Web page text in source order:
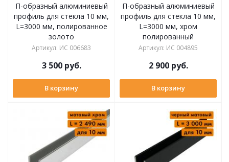
П-образный алюминиевый
профиль для стекла 10 мм,
L=3000 мм, полированное
золото
Артикул: ИС 006683
3 500руб.
В корзину
П-образный алюминиевый
профиль для стекла 10 мм,
L=3000 мм, хром
полированный
Артикул: ИС 004895
2 900руб.
В корзину